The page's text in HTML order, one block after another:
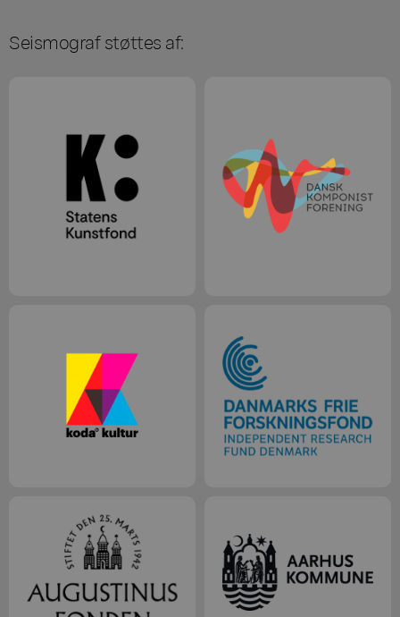
Seismograf støttes af: